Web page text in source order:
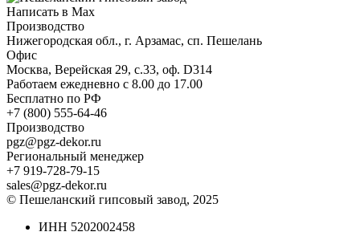
Написать в Max
Производство
Нижегородская обл., г. Арзамас, сп. Пешелань
Офис
Москва, Верейская 29, с.33, оф. D314
Работаем ежедневно с 8.00 до 17.00
Бесплатно по РФ
+7 (800) 555-64-46
Производство
pgz@pgz-dekor.ru
Региональный менеджер
+7 919-728-79-15
sales@pgz-dekor.ru
© Пешеланский гипсовый завод, 2025
ИНН 5202002458